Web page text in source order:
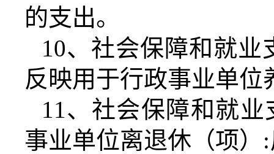
的支出。
10、社会保障和就业
反映用于行政事业单位
11、社会保障和就
事业单位离退休（项） :